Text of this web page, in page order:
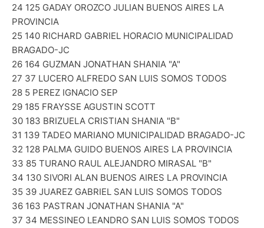
24 125 GADAY OROZCO JULIAN BUENOS AIRES LA
PROVINCIA
25 140 RICHARD GABRIEL HORACIO MUNICIPALIDAD
BRAGADO-JC
26 164 GUZMAN JONATHAN SHANIA "A"
27 37 LUCERO ALFREDO SAN LUIS SOMOS TODOS
28 5 PEREZ IGNACIO SEP
29 185 FRAYSSE AGUSTIN SCOTT
30 183 BRIZUELA CRISTIAN SHANIA "B"
31 139 TADEO MARIANO MUNICIPALIDAD BRAGADO-JC
32 128 PALMA GUIDO BUENOS AIRES LA PROVINCIA
33 85 TURANO RAUL ALEJANDRO MIRASAL "B"
34 130 SIVORI ALAN BUENOS AIRES LA PROVINCIA
35 39 JUAREZ GABRIEL SAN LUIS SOMOS TODOS
36 163 PASTRAN JONATHAN SHANIA "A"
37 34 MESSINEO LEANDRO SAN LUIS SOMOS TODOS